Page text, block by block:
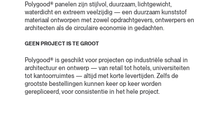
Polygood® panelen zijn stijlvol, duurzaam, lichtgewicht,
waterdicht en extreem veelzijdig — een duurzaam kunststof
materiaal ontworpen met zowel opdrachtgevers, ontwerpers en
architecten als de circulaire economie in gedachten.
GEEN PROJECT IS TE GROOT
Polygood® is geschikt voor projecten op industriële schaal in
architectuur en ontwerp — van retail tot hotels, universiteiten
tot kantoorruimtes — altijd met korte levertijden. Zelfs de
grootste bestellingen kunnen keer op keer worden
gerepliceerd, voor consistentie in het hele project.